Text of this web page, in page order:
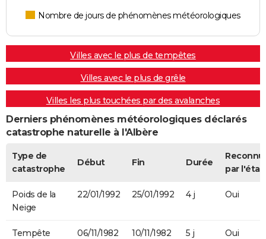
Nombre de jours de phénomènes météorologiques
Villes avec le plus de tempêtes
Villes avec le plus de grêle
Villes les plus touchées par des avalanches
Derniers phénomènes météorologiques déclarés
catastrophe naturelle à l'Albère
Type de
catastrophe
Début Fin Durée
par l'état
Poids de la
Neige
22/01/1992 25/01/1992 4 j Oui
Tempête 06/11/1982 10/11/1982 5 j Oui